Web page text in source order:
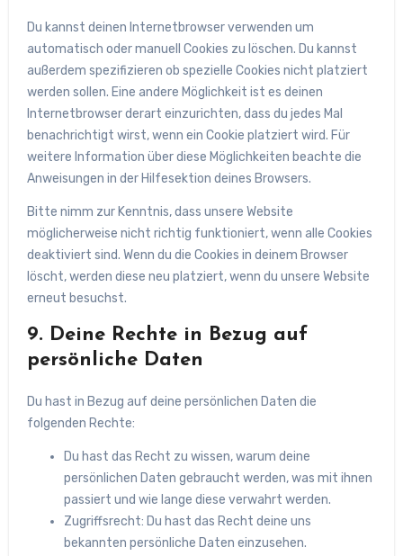
Du kannst deinen Internetbrowser verwenden um
automatisch oder manuell Cookies zu löschen. Du kannst
außerdem spezifizieren ob spezielle Cookies nicht platziert
werden sollen. Eine andere Möglichkeit ist es deinen
Internetbrowser derart einzurichten, dass du jedes Mal
benachrichtigt wirst, wenn ein Cookie platziert wird. Für
weitere Information über diese Möglichkeiten beachte die
Anweisungen in der Hilfesektion deines Browsers.
Bitte nimm zur Kenntnis, dass unsere Website
möglicherweise nicht richtig funktioniert, wenn alle Cookies
deaktiviert sind. Wenn du die Cookies in deinem Browser
löscht, werden diese neu platziert, wenn du unsere Website
erneut besuchst.
9. Deine Rechte in Bezug auf
persönliche Daten
Du hast in Bezug auf deine persönlichen Daten die
folgenden Rechte:
Du hast das Recht zu wissen, warum deine
persönlichen Daten gebraucht werden, was mit ihnen
passiert und wie lange diese verwahrt werden.
Zugriffsrecht: Du hast das Recht deine uns
bekannten persönliche Daten einzusehen.